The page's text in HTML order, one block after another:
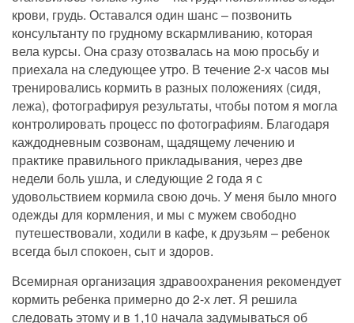
крови, грудь. Оставался один шанс – позвонить
консультанту по грудному вскармливанию, которая
вела курсы. Она сразу отозвалась на мою просьбу и
приехала на следующее утро. В течение 2-х часов мы
тренировались кормить в разных положениях (сидя,
лежа), фотографируя результаты, чтобы потом я могла
контролировать процесс по фотографиям. Благодаря
каждодневным созвонам, щадящему лечению и
практике правильного прикладывания, через две
недели боль ушла, и следующие 2 года я с
удовольствием кормила свою дочь. У меня было много
одежды для кормления, и мы с мужем свободно
путешествовали, ходили в кафе, к друзьям – ребенок
всегда был спокоен, сыт и здоров.
Всемирная организация здравоохранения рекомендует
кормить ребенка примерно до 2-х лет. Я решила
следовать этому и в 1,10 начала задумываться об